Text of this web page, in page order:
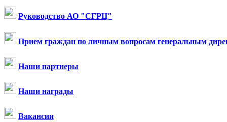
Руководство АО "СГРЦ"
Прием граждан по личным вопросам генеральным
Наши партнеры
Наши награды
Вакансии